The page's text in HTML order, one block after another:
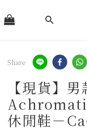
Share
【現貨】
休閒鞋－